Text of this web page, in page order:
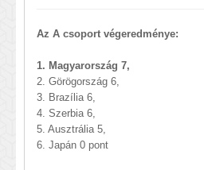
Az A csoport végeredménye:
1. Magyarország 7,
2. Görögország 6,
3. Brazília 6,
4. Szerbia 6,
5. Ausztrália 5,
6. Japán 0 pont